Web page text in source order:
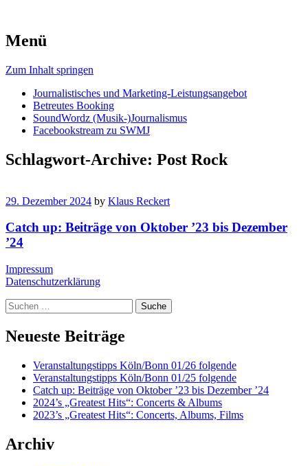
Menü
Zum Inhalt springen
Journalistisches und Marketing-Leistungsangebot
Betreutes Booking
SoundWordz (Musik-)Journalismus
Facebookstream zu SWMJ
Schlagwort-Archive: Post Rock
29. Dezember 2024 by Klaus Reckert
Catch up: Beiträge von Oktober ’23 bis Dezember
’24
Impressum
Datenschutzerklärung
Suche
Neueste Beiträge
Veranstaltungstipps Köln/Bonn 01/26 folgende
Veranstaltungstipps Köln/Bonn 01/25 folgende
Catch up: Beiträge von Oktober ’23 bis Dezember ’24
2024’s „Greatest Hits“: Concerts & Albums
2023’s „Greatest Hits“: Concerts, Albums, Films
Archiv